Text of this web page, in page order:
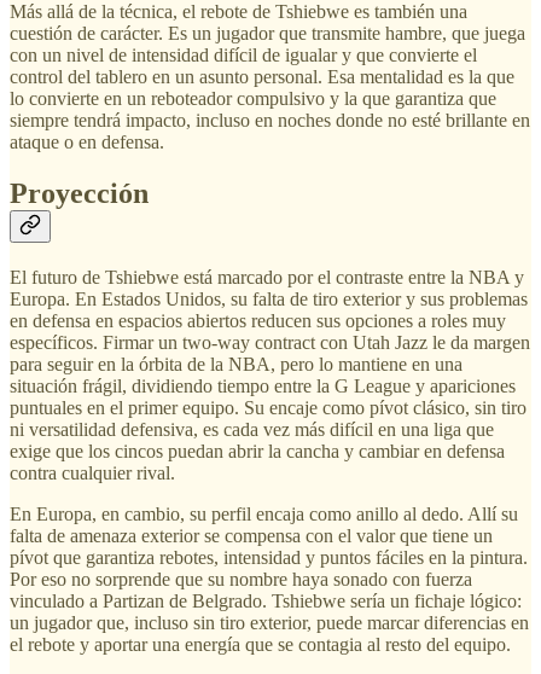
Más allá de la técnica, el rebote de Tshiebwe es también una
cuestión de carácter. Es un jugador que transmite hambre, que juega
con un nivel de intensidad difícil de igualar y que convierte el
control del tablero en un asunto personal. Esa mentalidad es la que
lo convierte en un reboteador compulsivo y la que garantiza que
siempre tendrá impacto, incluso en noches donde no esté brillante en
ataque o en defensa.
Proyección
El futuro de Tshiebwe está marcado por el contraste entre la NBA y
Europa. En Estados Unidos, su falta de tiro exterior y sus problemas
en defensa en espacios abiertos reducen sus opciones a roles muy
específicos. Firmar un two-way contract con Utah Jazz le da margen
para seguir en la órbita de la NBA, pero lo mantiene en una
situación frágil, dividiendo tiempo entre la G League y apariciones
puntuales en el primer equipo. Su encaje como pívot clásico, sin tiro
ni versatilidad defensiva, es cada vez más difícil en una liga que
exige que los cincos puedan abrir la cancha y cambiar en defensa
contra cualquier rival.
En Europa, en cambio, su perfil encaja como anillo al dedo. Allí su
falta de amenaza exterior se compensa con el valor que tiene un
pívot que garantiza rebotes, intensidad y puntos fáciles en la pintura.
Por eso no sorprende que su nombre haya sonado con fuerza
vinculado a Partizan de Belgrado. Tshiebwe sería un fichaje lógico:
un jugador que, incluso sin tiro exterior, puede marcar diferencias en
el rebote y aportar una energía que se contagia al resto del equipo.